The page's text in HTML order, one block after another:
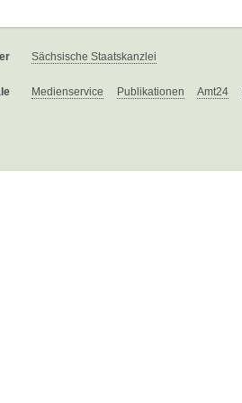
Sächsische Staatskanzlei
Medienservice Publikationen Amt24